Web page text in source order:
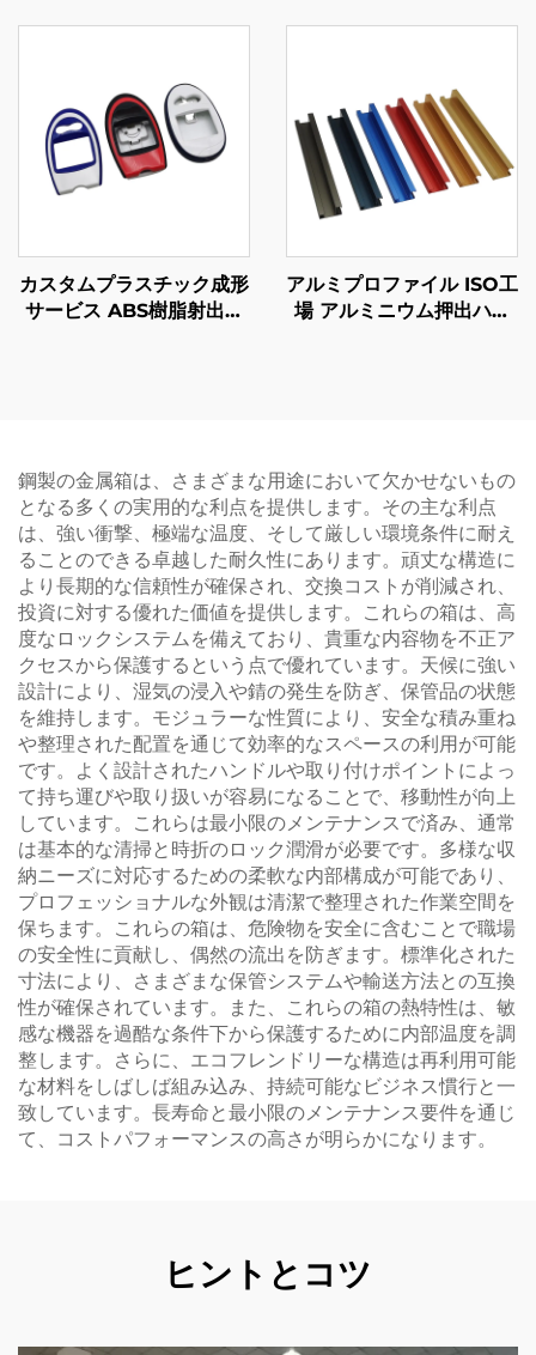
酸化仕上げ
カスタムプラスチック成形
サービス ABS樹脂射出成
アルミプロファイル ISO工
場 アルミニウム押出ハン
鋼製の金属箱は、さまざまな用途において欠かせないもの
となる多くの実用的な利点を提供します。その主な利点
は、強い衝撃、極端な温度、そして厳しい環境条件に耐え
ることのできる卓越した耐久性にあります。頑丈な構造に
より長期的な信頼性が確保され、交換コストが削減され、
投資に対する優れた価値を提供します。これらの箱は、高
度なロックシステムを備えており、貴重な内容物を不正ア
クセスから保護するという点で優れています。天候に強い
設計により、湿気の浸入や錆の発生を防ぎ、保管品の状態
を維持します。モジュラーな性質により、安全な積み重ね
や整理された配置を通じて効率的なスペースの利用が可能
です。よく設計されたハンドルや取り付けポイントによっ
て持ち運びや取り扱いが容易になることで、移動性が向上
しています。これらは最小限のメンテナンスで済み、通常
は基本的な清掃と時折のロック潤滑が必要です。多様な収
納ニーズに対応するための柔軟な内部構成が可能であり、
プロフェッショナルな外観は清潔で整理された作業空間を
保ちます。これらの箱は、危険物を安全に含むことで職場
の安全性に貢献し、偶然の流出を防ぎます。標準化された
寸法により、さまざまな保管システムや輸送方法との互換
性が確保されています。また、これらの箱の熱特性は、敏
感な機器を過酷な条件下から保護するために内部温度を調
整します。さらに、エコフレンドリーな構造は再利用可能
な材料をしばしば組み込み、持続可能なビジネス慣行と一
致しています。長寿命と最小限のメンテナンス要件を通じ
て、コストパフォーマンスの高さが明らかになります。
ヒントとコツ